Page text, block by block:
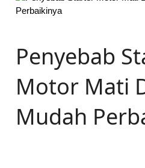
Penyebab
Motor Mati
Mudah